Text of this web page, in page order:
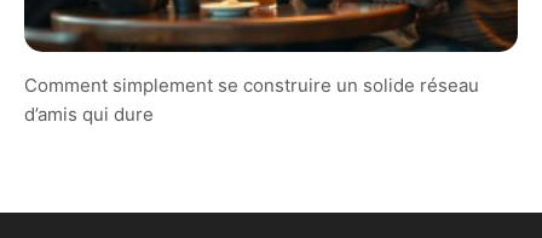
Comment simplement se construire un solide réseau
d’amis qui dure